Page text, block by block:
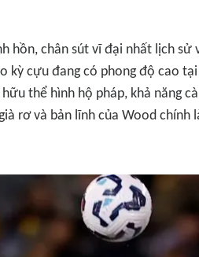
hồn, chân sút vĩ đại nhất lịch
kỳ cựu đang có phong độ cao tại
thể hình hộ pháp, khả năng
rơ và bản lĩnh của Wood chính